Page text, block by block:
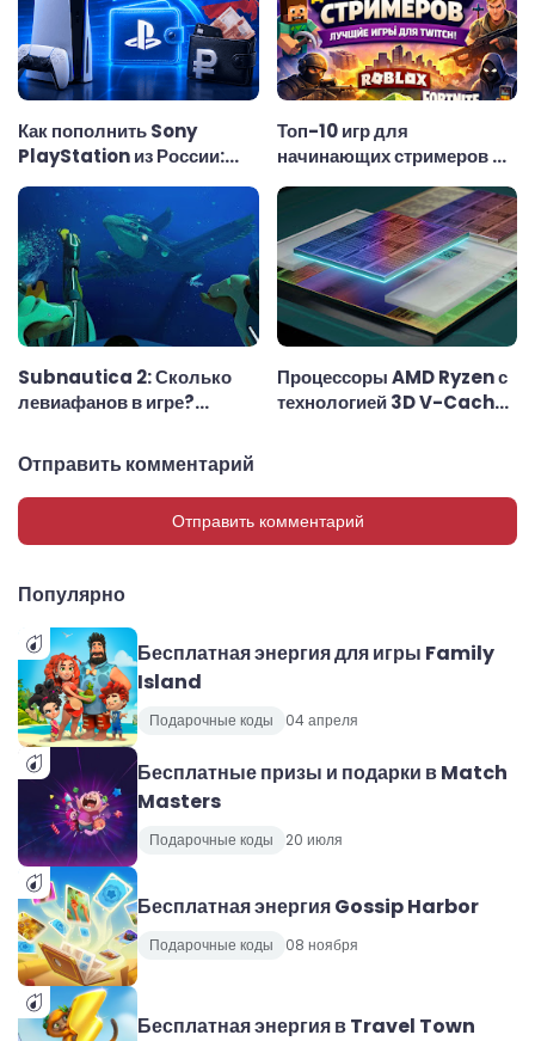
Как пополнить Sony
PlayStation из России:
удобный способ
Топ-10 игр для
начинающих стримеров —
лучшие игры для Twitch
Subnautica 2: Сколько
левиафанов в игре?
Процессоры AMD Ryzen с
технологией 3D V-Cache:
Отправить комментарий
Отправить комментарий
Популярно
Бесплатная энергия для игры Family
Island
Подарочные коды 04 апреля
Бесплатные призы и подарки в Match
Masters
Подарочные коды 20 июля
Бесплатная энергия Gossip Harbor
Подарочные коды 08 ноября
Бесплатная энергия в Travel Town